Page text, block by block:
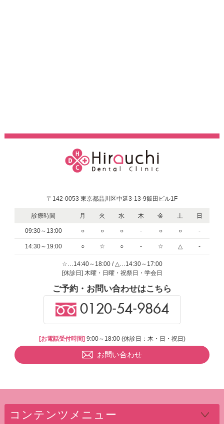
〒142-0053 東京都品川区中延3-13-9飯田ビル1F
診療時間 月 火 水 木 金 土 日
09:30～13:00 ○ ○ ○ - ○ ○ -
14:30～19:00 ○ ☆ ○ - ☆ △ -
☆…14:40～18:00 / △…14:30～17:00
[休診日] 木曜・日曜・祝祭日・学会日
ご予約・お問い合わせはこちら
0120-54-9864
[お電話受付時間] 9:00～18:00 (休診日：木・日・祝日)
お問い合わせ
コンテンツメニュー